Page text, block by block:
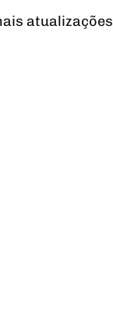
atualizações